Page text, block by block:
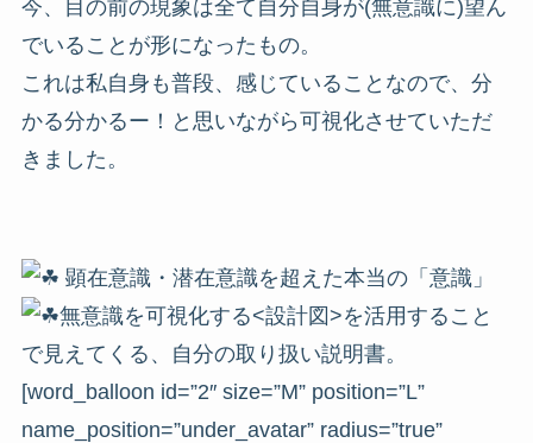
今、目の前の現象は全て自分自身が(無意識に)望ん
でいることが形になったもの。
これは私自身も普段、感じていることなので、分
かる分かるー！と思いながら可視化させていただ
きました。
顕在意識・潜在意識を超えた本当の「意識」
無意識を可視化する<設計図>を活用すること
で見えてくる、自分の取り扱い説明書。
[word_balloon id=”2″ size=”M” position=”L”
name_position=”under_avatar” radius=”true”